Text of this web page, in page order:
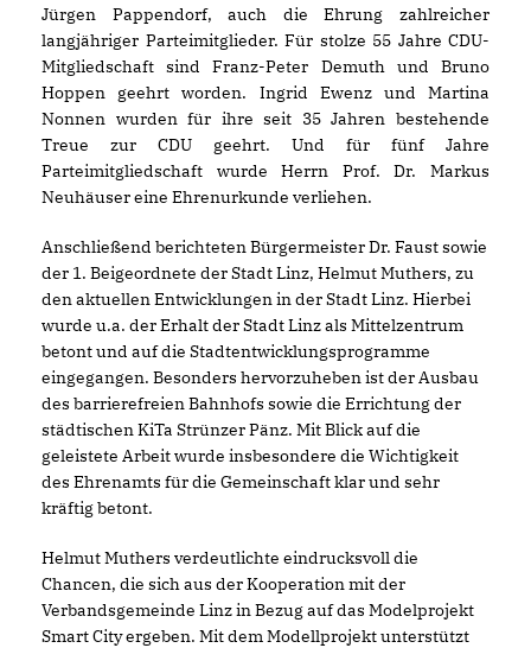
Jürgen Pappendorf, auch die Ehrung zahlreicher
langjähriger Parteimitglieder. Für stolze 55 Jahre CDU-
Mitgliedschaft sind Franz-Peter Demuth und Bruno
Hoppen geehrt worden. Ingrid Ewenz und Martina
Nonnen wurden für ihre seit 35 Jahren bestehende
Treue zur CDU geehrt. Und für fünf Jahre
Parteimitgliedschaft wurde Herrn Prof. Dr. Markus
Neuhäuser eine Ehrenurkunde verliehen.
Anschließend berichteten Bürgermeister Dr. Faust sowie
der 1. Beigeordnete der Stadt Linz, Helmut Muthers, zu
den aktuellen Entwicklungen in der Stadt Linz. Hierbei
wurde u.a. der Erhalt der Stadt Linz als Mittelzentrum
betont und auf die Stadtentwicklungsprogramme
eingegangen. Besonders hervorzuheben ist der Ausbau
des barrierefreien Bahnhofs sowie die Errichtung der
städtischen KiTa Strünzer Pänz. Mit Blick auf die
geleistete Arbeit wurde insbesondere die Wichtigkeit
des Ehrenamts für die Gemeinschaft klar und sehr
kräftig betont.
Helmut Muthers verdeutlichte eindrucksvoll die
Chancen, die sich aus der Kooperation mit der
Verbandsgemeinde Linz in Bezug auf das Modelprojekt
Smart City ergeben. Mit dem Modellprojekt unterstützt